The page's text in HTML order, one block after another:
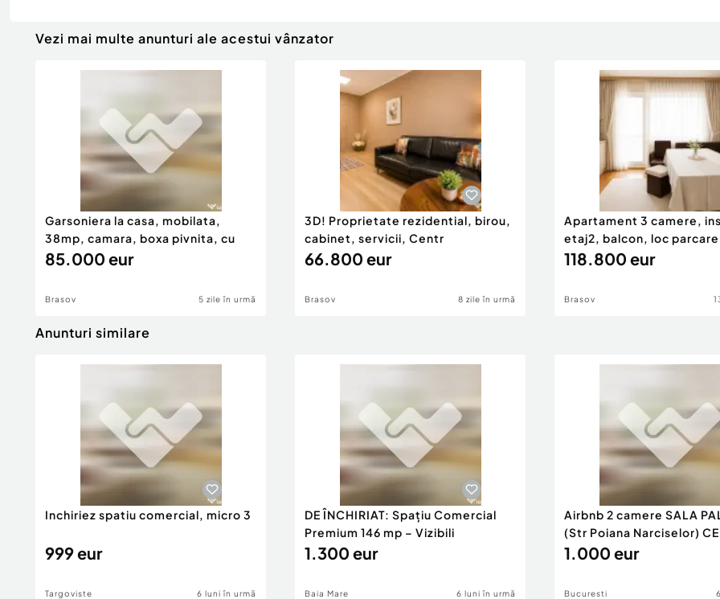
Vezi mai multe anunturi ale acestui vânzator
Garsoniera la casa, mobilata,
38mp, camara, boxa pivnita, cu
85.000 eur
Brasov 5 zile în urmă
3D! Proprietate rezidential, birou,
cabinet, servicii, Centr
66.800 eur
Brasov 8 zile în urmă
Apartament 3 camere,
etaj2, balcon, loc
118.800 eur
Brasov
Anunturi similare
Inchiriez spatiu comercial, micro 3
999 eur
Targoviste 6 luni în urmă
DE ÎNCHIRIAT: Spațiu Comercial
Premium 146 mp – Vizibili
1.300 eur
Baia Mare 6 luni în urmă
Airbnb 2 camere SALA
(Str Poiana Narciselor)
1.000 eur
Bucuresti